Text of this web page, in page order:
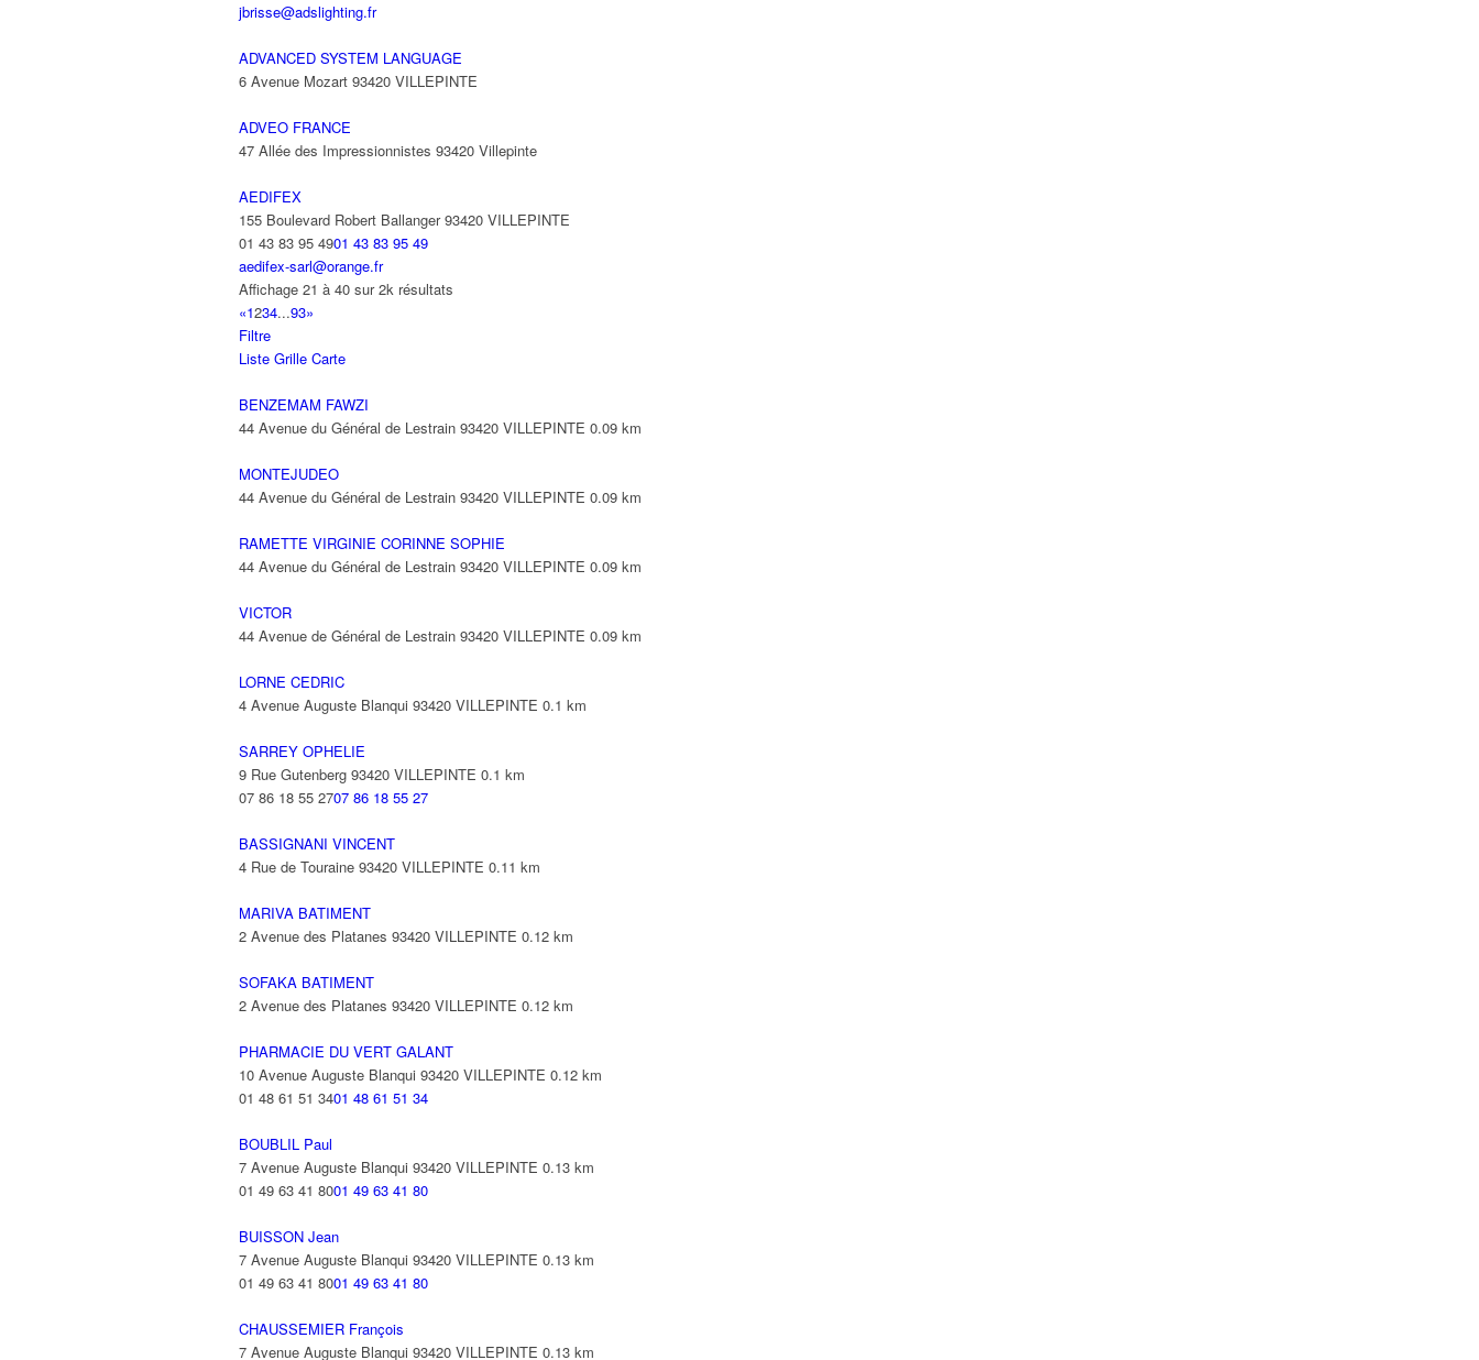
jbrisse@adslighting.fr
ADVANCED SYSTEM LANGUAGE
6 Avenue Mozart 93420 VILLEPINTE
ADVEO FRANCE
47 Allée des Impressionnistes 93420 Villepinte
AEDIFEX
155 Boulevard Robert Ballanger 93420 VILLEPINTE
01 43 83 95 4901 43 83 95 49
aedifex-sarl@orange.fr
Affichage 21 à 40 sur 2k résultats
«1234...93»
Filtre
Liste Grille Carte
BENZEMAM FAWZI
44 Avenue du Général de Lestrain 93420 VILLEPINTE 0.09 km
MONTEJUDEO
44 Avenue du Général de Lestrain 93420 VILLEPINTE 0.09 km
RAMETTE VIRGINIE CORINNE SOPHIE
44 Avenue du Général de Lestrain 93420 VILLEPINTE 0.09 km
VICTOR
44 Avenue de Général de Lestrain 93420 VILLEPINTE 0.09 km
LORNE CEDRIC
4 Avenue Auguste Blanqui 93420 VILLEPINTE 0.1 km
SARREY OPHELIE
9 Rue Gutenberg 93420 VILLEPINTE 0.1 km
07 86 18 55 2707 86 18 55 27
BASSIGNANI VINCENT
4 Rue de Touraine 93420 VILLEPINTE 0.11 km
MARIVA BATIMENT
2 Avenue des Platanes 93420 VILLEPINTE 0.12 km
SOFAKA BATIMENT
2 Avenue des Platanes 93420 VILLEPINTE 0.12 km
PHARMACIE DU VERT GALANT
10 Avenue Auguste Blanqui 93420 VILLEPINTE 0.12 km
01 48 61 51 3401 48 61 51 34
BOUBLIL Paul
7 Avenue Auguste Blanqui 93420 VILLEPINTE 0.13 km
01 49 63 41 8001 49 63 41 80
BUISSON Jean
7 Avenue Auguste Blanqui 93420 VILLEPINTE 0.13 km
01 49 63 41 8001 49 63 41 80
CHAUSSEMIER François
7 Avenue Auguste Blanqui 93420 VILLEPINTE 0.13 km